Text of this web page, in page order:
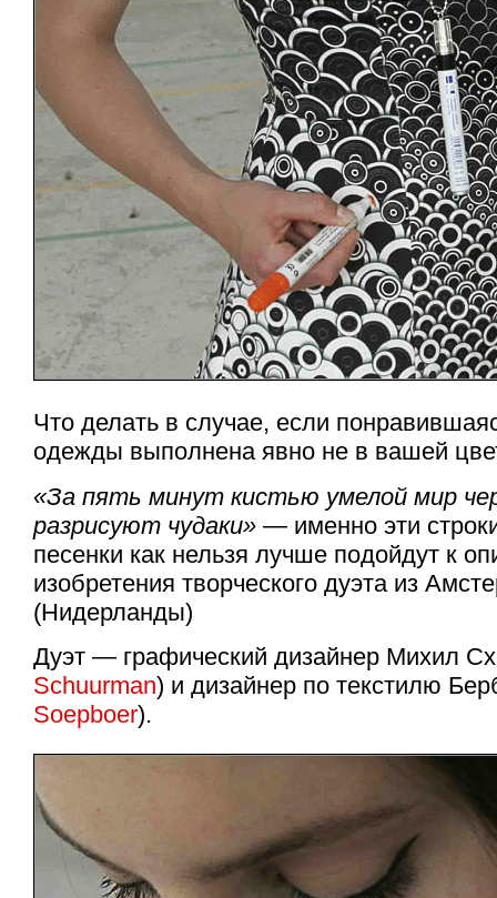
Что делать в случае, если
одежды выполнена явно не в вашей
«За пять минут кистью умелой мир
разрисуют чудаки» — именно эти
песенки как нельзя лучше подойдут к
изобретения творческого дуэта из
(Нидерланды)
Дуэт — графический дизайнер Михил
Schuurman) и дизайнер по текстилю
Soepboer).